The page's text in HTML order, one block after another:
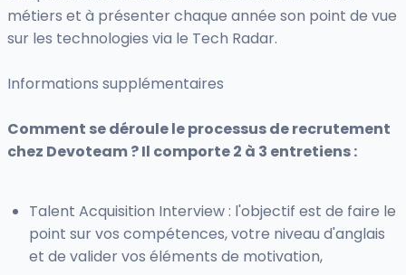
métiers et à présenter chaque année son point de vue
sur les technologies via le Tech Radar.
Informations supplémentaires
Comment se déroule le processus de recrutement
chez Devoteam ? Il comporte 2 à 3 entretiens :
Talent Acquisition Interview : l'objectif est de faire le
point sur vos compétences, votre niveau d'anglais
et de valider vos éléments de motivation,